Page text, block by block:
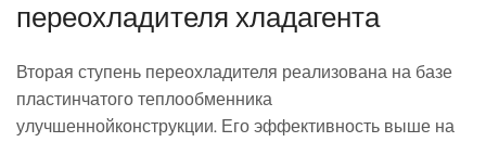
переохладителя хладагента
Вторая ступень переохладителя реализована на базе
пластинчатого теплообменника
улучшеннойконструкции. Его эффективность выше на